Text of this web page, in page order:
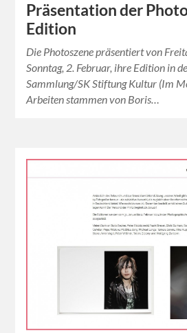
Präsentation der
Edition
Die Photoszene präsentiert von
Sonntag, 2. Februar, ihre Edition in
Sammlung/SK Stiftung Kultur (Im
Arbeiten stammen von Boris…